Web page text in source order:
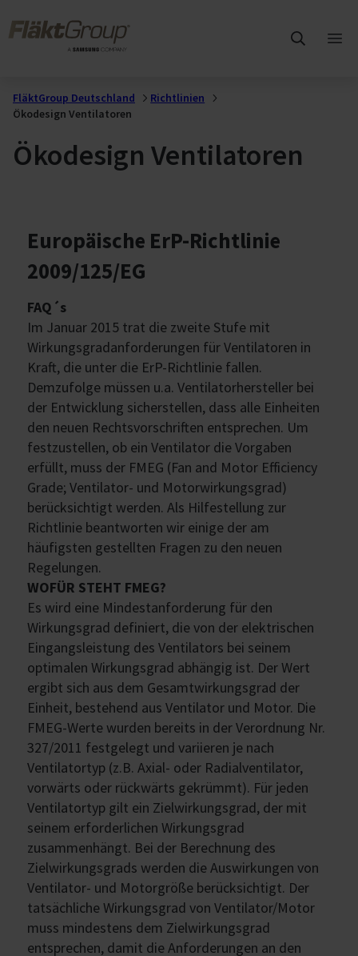
FläktGroup Deutschland
Richtlinien
Ökodesign Ventilatoren
Ökodesign Ventilatoren
Europäische ErP-Richtlinie
2009/125/EG
FAQ´s
Im Januar 2015 trat die zweite Stufe mit
Wirkungsgradanforderungen für Ventilatoren in
Kraft, die unter die ErP-Richtlinie fallen.
Demzufolge müssen u.a. Ventilatorhersteller bei
der Entwicklung sicherstellen, dass alle Einheiten
den neuen Rechtsvorschriften entsprechen. Um
festzustellen, ob ein Ventilator die Vorgaben
erfüllt, muss der FMEG (Fan and Motor Efficiency
Grade; Ventilator- und Motorwirkungsgrad)
berücksichtigt werden. Als Hilfestellung zur
Richtlinie beantworten wir einige der am
häufigsten gestellten Fragen zu den neuen
Regelungen.
WOFÜR STEHT FMEG?
Es wird eine Mindestanforderung für den
Wirkungsgrad definiert, die von der elektrischen
Eingangsleistung des Ventilators bei seinem
optimalen Wirkungsgrad abhängig ist. Der Wert
ergibt sich aus dem Gesamtwirkungsgrad der
Einheit, bestehend aus Ventilator und Motor. Die
FMEG-Werte wurden bereits in der Verordnung Nr.
327/2011 festgelegt und variieren je nach
Ventilatortyp (z.B. Axial- oder Radialventilator,
vorwärts oder rückwärts gekrümmt). Für jeden
Ventilatortyp gilt ein Zielwirkungsgrad, der mit
seinem erforderlichen Wirkungsgrad
zusammenhängt. Bei der Berechnung des
Zielwirkungsgrads werden die Auswirkungen von
Ventilator- und Motorgröße berücksichtigt. Der
tatsächliche Wirkungsgrad von Ventilator/Motor
muss mindestens dem Zielwirkungsgrad
entsprechen, damit die Anforderungen an den